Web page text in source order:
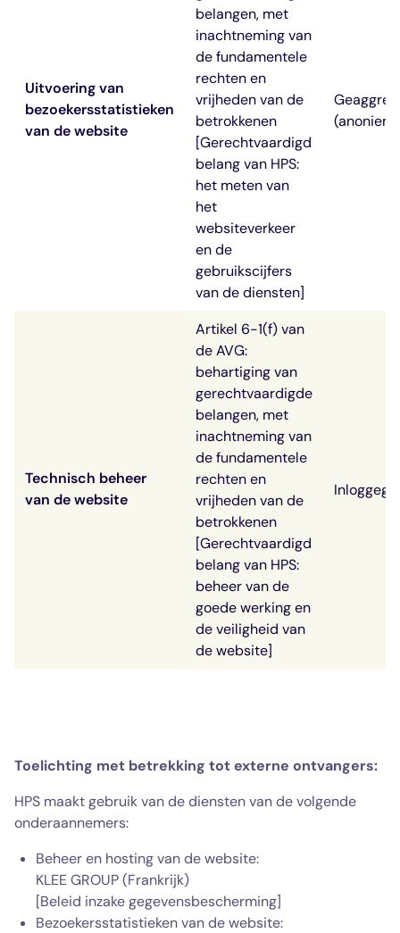
Uitvoering van
bezoekersstatistieken
van de website
belangen, met
inachtneming van
de fundamentele
rechten en
vrijheden van de
betrokkenen
[Gerechtvaardigd
belang van HPS:
het meten van
het
websiteverkeer
en de
gebruikscijfers
van de diensten]
Technisch beheer
van de website
Artikel 6-1(f) van
de AVG:
behartiging van
gerechtvaardigde
belangen, met
inachtneming van
de fundamentele
rechten en
vrijheden van de
betrokkenen
[Gerechtvaardigd
belang van HPS:
beheer van de
goede werking en
de veiligheid van
de website]
Toelichting met betrekking tot externe ontvangers:
HPS maakt gebruik van de diensten van de volgende
onderaannemers:
Beheer en hosting van de website:
KLEE GROUP (Frankrijk)
[Beleid inzake gegevensbescherming]
Bezoekersstatistieken van de website: